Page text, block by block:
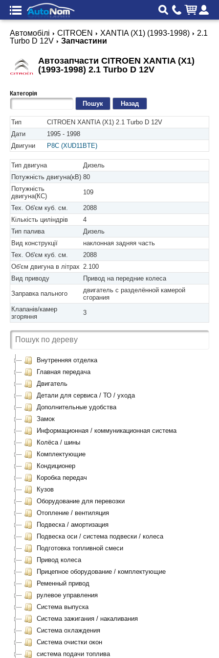
Автомобілі CITROEN XANTIA (X1) (1993-1998)
2.1
Turbo D 12V
Запчастини
Автозапчасти CITROEN XANTIA (X1)
(1993-1998) 2.1 Turbo D 12V
Категорія
Назад
Тип
CITROEN XANTIA (X1) 2.1 Turbo D 12V
Дати
1995 - 1998
Двигуни
P8C (XUD11BTE)
Тип двигуна
Дизель
Потужність двигуна(кВ) 80
Потужність
двигуна(КС)
109
Тех. Об'єм куб. см.
2088
Кількість циліндрів
4
Тип палива
Дизель
Вид конструкції
наклонная задняя часть
Тех. Об'єм куб. см.
2088
Об'єм двигуна в літрах 2.100
Вид приводу
Привод на передние колеса
Заправка пального
двигатель с разделённой камерой
сгорания
Клапанів/камер
згоряння
3
Внутренняя отделка
Главная передача
Двигатель
Детали для сервиса / ТО / ухода
Дополнительные удобства
Замок
Информационная / коммуникационная система
Колёса / шины
Комплектующие
Кондиционер
Коробка передач
Кузов
Оборудование для перевозки
Отопление / вентиляция
Подвеска / амортизация
Подвеска оси / система подвески / колеса
Подготовка топливной смеси
Привод колеса
Прицепное оборудование / комплектующие
Ременный привод
рулевое управления
Система выпуска
Система зажигания / накаливания
Система охлаждения
Система очистки окон
система подачи топлива